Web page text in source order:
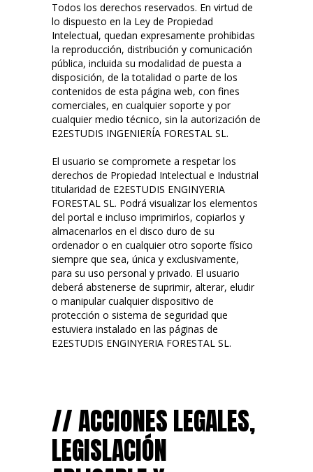
Todos los derechos reservados. En virtud de
lo dispuesto en la Ley de Propiedad
Intelectual, quedan expresamente prohibidas
la reproducción, distribución y comunicación
pública, incluida su modalidad de puesta a
disposición, de la totalidad o parte de los
contenidos de esta página web, con fines
comerciales, en cualquier soporte y por
cualquier medio técnico, sin la autorización de
E2ESTUDIS INGENIERÍA FORESTAL SL.
El usuario se compromete a respetar los
derechos de Propiedad Intelectual e Industrial
titularidad de E2ESTUDIS ENGINYERIA
FORESTAL SL. Podrá visualizar los elementos
del portal e incluso imprimirlos, copiarlos y
almacenarlos en el disco duro de su
ordenador o en cualquier otro soporte físico
siempre que sea, única y exclusivamente,
para su uso personal y privado. El usuario
deberá abstenerse de suprimir, alterar, eludir
o manipular cualquier dispositivo de
protección o sistema de seguridad que
estuviera instalado en las páginas de
E2ESTUDIS ENGINYERIA FORESTAL SL.
// ACCIONES LEGALES,
LEGISLACIÓN